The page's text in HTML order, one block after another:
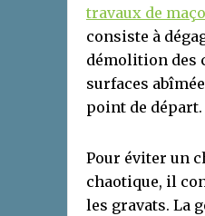
travaux de
consiste à
démolition des
surfaces
point de départ.
Pour éviter un
chaotique, il
les gravats. La